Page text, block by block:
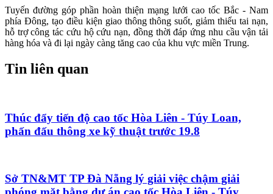
Tuyến đường góp phần hoàn thiện mạng lưới cao tốc Bắc - Nam
phía Đông, tạo điều kiện giao thông thông suốt, giảm thiểu tai nạn,
hỗ trợ công tác cứu hộ cứu nạn, đồng thời đáp ứng nhu cầu vận tải
hàng hóa và đi lại ngày càng tăng cao của khu vực miền Trung.
Tin liên quan
Thúc đẩy tiến độ cao tốc Hòa Liên - Túy Loan,
phấn đấu thông xe kỹ thuật trước 19.8
Sở TN&MT TP Đà Nẵng lý giải việc chậm giải